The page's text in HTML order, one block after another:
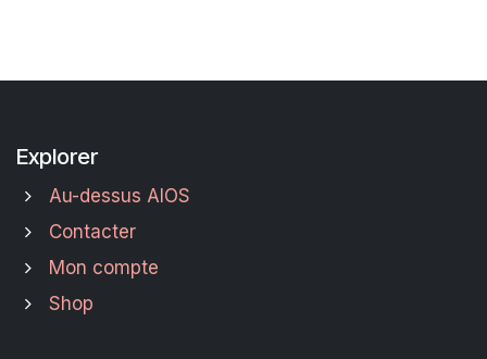
Explorer
Au-dessus AIOS
Contacter
Mon compte
Shop